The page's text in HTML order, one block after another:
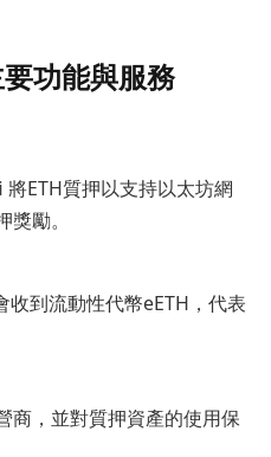
功能與服務
ETH質押以支持以太坊網
勵。
收到流動性代幣eETH，代表
商，並對質押資產的使用保